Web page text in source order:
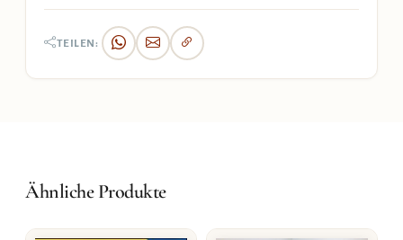
TEILEN:
Ähnliche Produkte